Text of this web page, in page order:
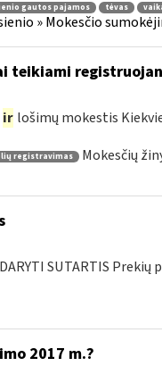
gautos pajamos tėvas
» Mokesčio
teikiami
ir lošimų mokestis
registravimas Mokesčių
SUTARTIS Prekių
2017 m.?